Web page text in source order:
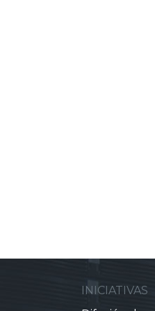
INICIATIVAS